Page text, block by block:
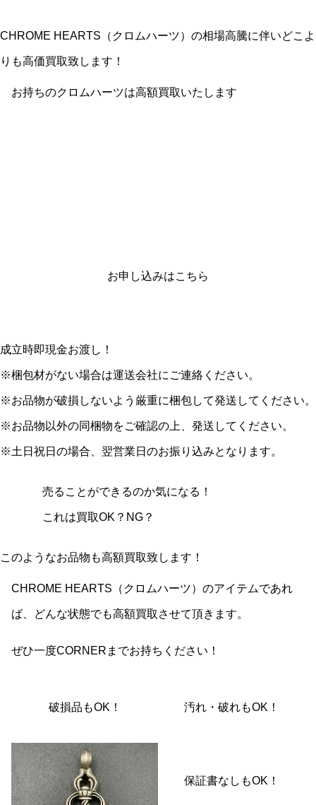
CHROME HEARTS（クロムハーツ）の相場高騰に伴いどこよ
りも高価買取致します！
お持ちのクロムハーツは高額買取いたします
お申し込みはこちら
成立時即現金お渡し！
※梱包材がない場合は運送会社にご連絡ください。
※お品物が破損しないよう厳重に梱包して発送してください。
※お品物以外の同梱物をご確認の上、発送してください。
※土日祝日の場合、翌営業日のお振り込みとなります。
売ることができるのか気になる！
これは買取OK？NG？
このようなお品物も高額買取致します！
CHROME HEARTS（クロムハーツ）のアイテムであれ
ば、どんな状態でも高額買取させて頂きます。
ぜひ一度CORNERまでお持ちください！
破損品もOK！ 汚れ・破れもOK！
保証書なしもOK！